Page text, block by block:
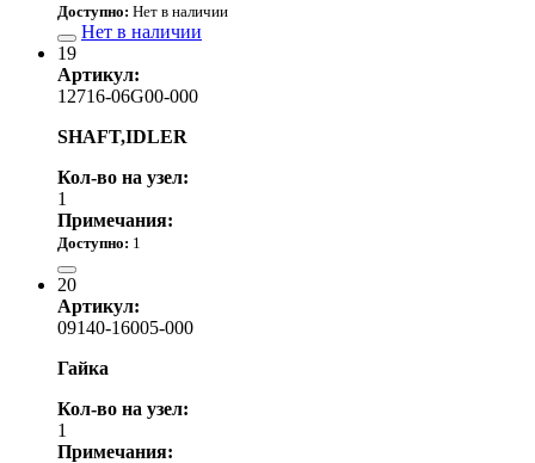
Доступно: Нет в наличии
Нет в наличии
19
Артикул:
12716-06G00-000
SHAFT,IDLER
Кол-во на узел:
1
Примечания:
Доступно: 1
20
Артикул:
09140-16005-000
Гайка
Кол-во на узел:
1
Примечания: